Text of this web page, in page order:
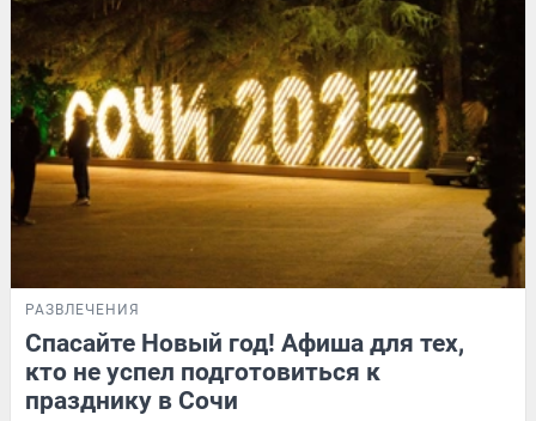
РАЗВЛЕЧЕНИЯ
Спасайте Новый год! Афиша для тех,
кто не успел подготовиться к
празднику в Сочи